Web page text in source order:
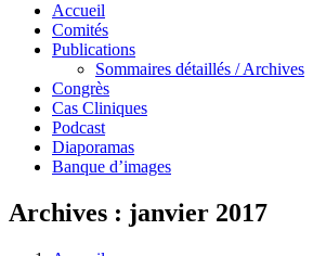
Accueil
Comités
Publications
Sommaires détaillés / Archives
Congrès
Cas Cliniques
Podcast
Diaporamas
Banque d’images
Archives : janvier 2017